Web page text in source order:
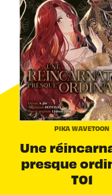
PIKA WAVETOON
Une
presque
T01